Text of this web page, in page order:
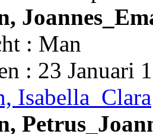
: Man
: 23 Januari
Isabella_Clara